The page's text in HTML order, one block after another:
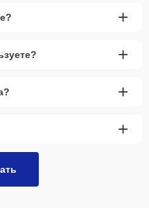
+
+
+
+